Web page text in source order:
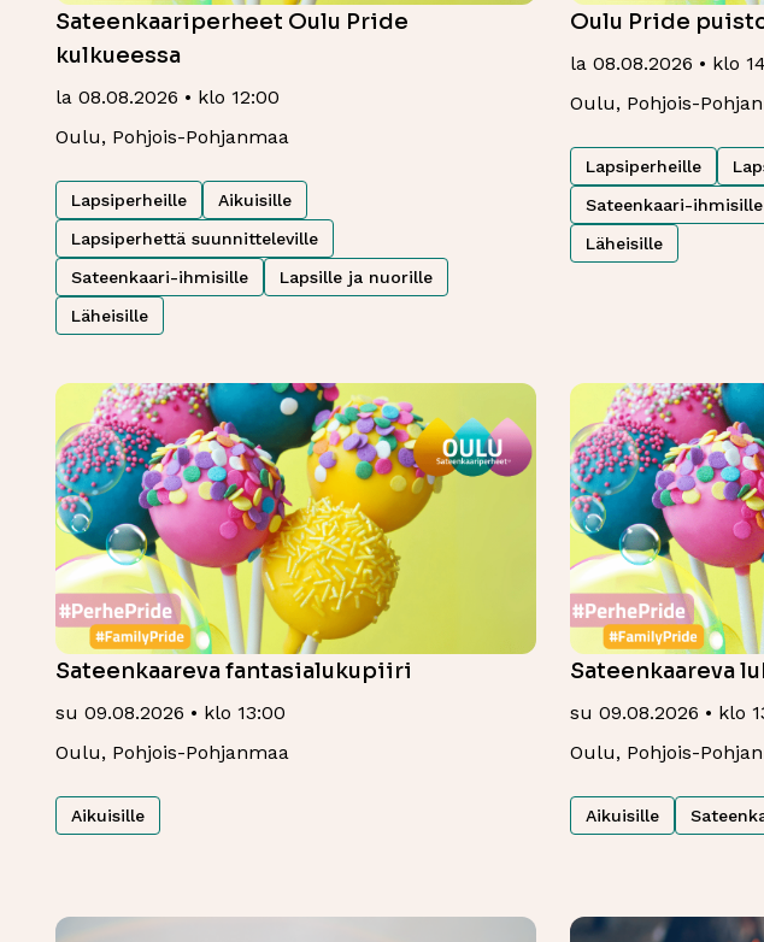
Sateenkaariperheet Oulu Pride
kulkueessa
la 08.08.2026 • klo 12:00
Oulu, Pohjois-Pohjanmaa
Lapsiperheille
Aikuisille
Lapsiperhettä suunnitteleville
Sateenkaari-ihmisille
Lapsille ja nuorille
Läheisille
Oulu Pride
la 08.08.2026 • klo
Oulu, Pohjois-
Lapsiperheille
Sateenkaari-ihmisille
Läheisille
Sateenkaareva fantasialukupiiri
su 09.08.2026 • klo 13:00
Oulu, Pohjois-Pohjanmaa
Aikuisille
Sateenkaareva
su 09.08.2026 • klo
Oulu, Pohjois-
Aikuisille